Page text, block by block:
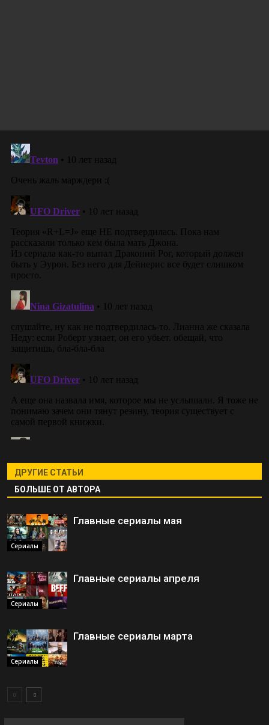
ДРУГИЕ СТАТЬИ
БОЛЬШЕ ОТ АВТОРА
Сериалы
Главные сериалы мая
Сериалы
Главные сериалы апреля
Сериалы
Главные сериалы марта